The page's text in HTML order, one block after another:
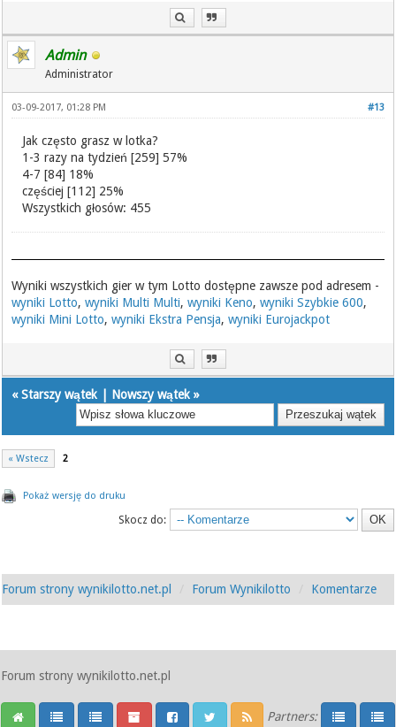
Admin
Administrator
#13
03-09-2017, 01:28 PM
Jak często grasz w lotka?
1-3 razy na tydzień [259] 57%
4-7 [84] 18%
częściej [112] 25%
Wszystkich głosów: 455
Wyniki wszystkich gier w tym Lotto dostępne zawsze pod adresem -
wyniki Lotto,wyniki Multi Multi,wyniki Keno,wyniki Szybkie 600,
wyniki Mini Lotto,wyniki Ekstra Pensja,wyniki Eurojackpot
«Starszy wątek Nowszy wątek »
« Wstecz 2
Pokaż wersję do druku
Skocz do:
Forum strony wynikilotto.net.pl Forum Wynikilotto Komentarze
Forum strony wynikilotto.net.pl
Partners: